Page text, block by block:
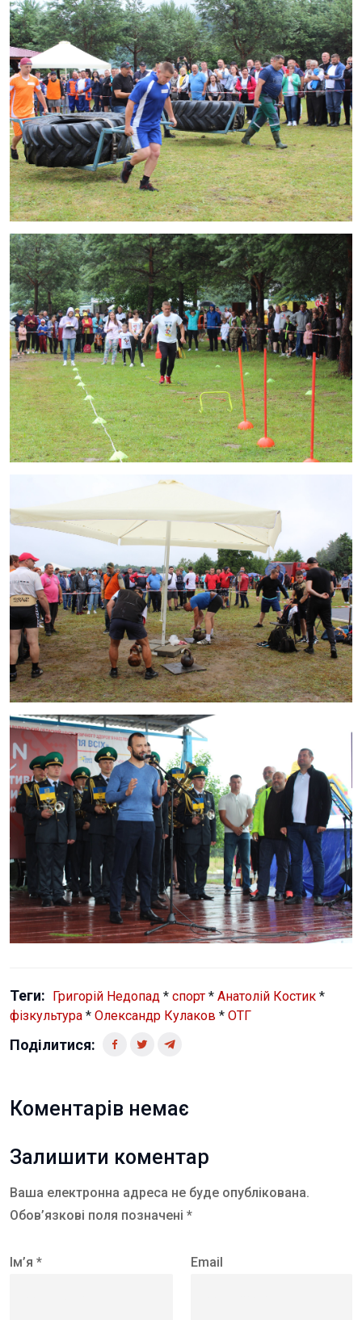
Теги: Григорій Недопад * спорт * Анатолій Костик *
фізкультура * Олександр Кулаков * ОТГ
Поділитися:
Коментарів немає
Залишити коментар
Ваша електронна адреса не буде опублікована.
Обов’язкові поля позначені *
Ім’я * Email